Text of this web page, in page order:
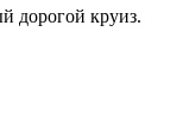
дорогой круиз.